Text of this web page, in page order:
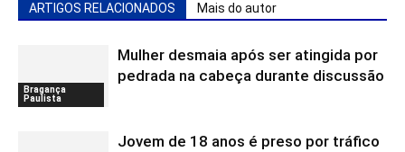
ARTIGOS RELACIONADOS Mais do autor
Bragança
Paulista
Mulher desmaia após ser atingida por
pedrada na cabeça durante discussão
Jovem de 18 anos é preso por tráfico